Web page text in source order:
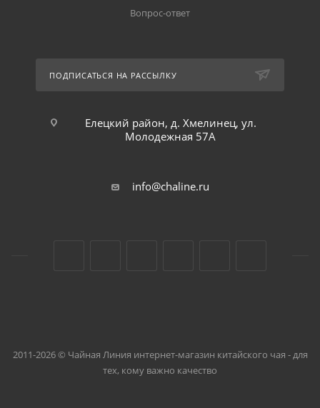
Вопрос-ответ
ПОДПИСАТЬСЯ НА РАССЫЛКУ
Елецкий район, д. Хмелинец, ул.
Молодежная 57А
info@chaline.ru
2011-2026 © Чайная Линия интернет-магазин китайского чая - для
тех, кому важно качество